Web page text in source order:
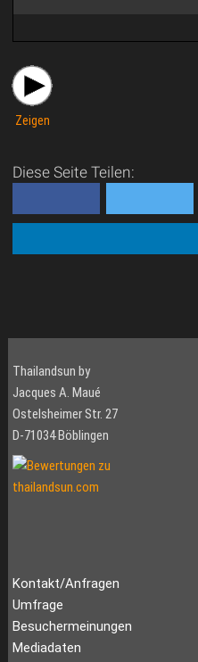
Zeigen
Diese Seite Teilen:
Thailandsun by
Jacques A. Maué
Ostelsheimer Str. 27
D-71034 Böblingen
Kontakt/Anfragen
Umfrage
Besuchermeinungen
Mediadaten